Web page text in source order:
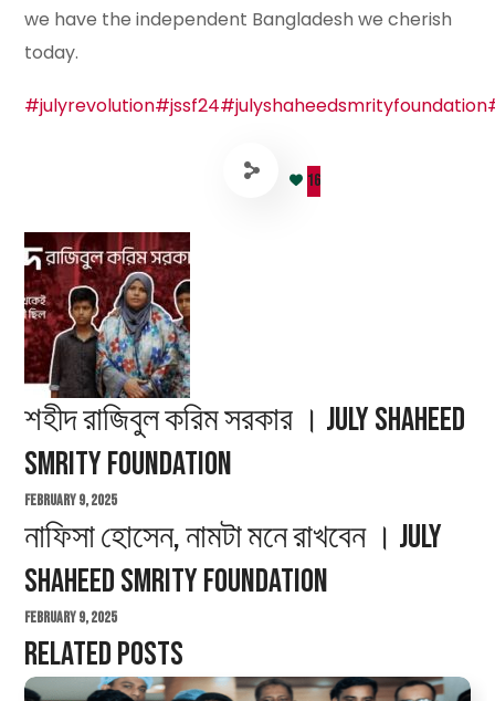
we have the independent Bangladesh we cherish
today.
#julyrevolution#jssf24#julyshaheedsmrityfoundation
16
শহীদ রাজিবুল করিম সরকার । July Shaheed
Smrity Foundation
February 9, 2025
নাফিসা হোসেন, নামটা মনে রাখবেন । July
Shaheed Smrity Foundation
February 9, 2025
Related Posts